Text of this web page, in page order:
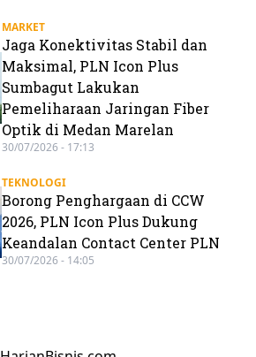
MARKET
Jaga Konektivitas Stabil dan
Maksimal, PLN Icon Plus
Sumbagut Lakukan
Pemeliharaan Jaringan Fiber
Optik di Medan Marelan
30/07/2026 - 17:13
TEKNOLOGI
Borong Penghargaan di CCW
2026, PLN Icon Plus Dukung
Keandalan Contact Center PLN
30/07/2026 - 14:05